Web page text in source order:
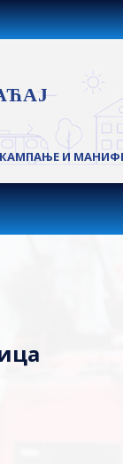
КАМПАЊЕ И